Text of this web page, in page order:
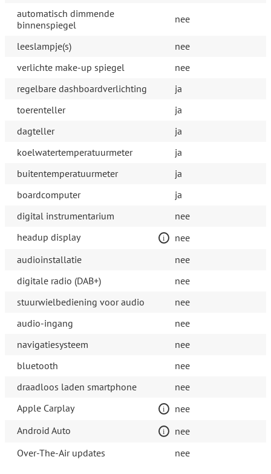
automatisch dimmende
binnenspiegel
nee
leeslampje(s)
nee
verlichte make-up spiegel
nee
regelbare dashboardverlichting
ja
toerenteller
ja
dagteller
ja
koelwatertemperatuurmeter
ja
buitentemperatuurmeter
ja
boardcomputer
ja
digital instrumentarium
nee
headup display
nee
audioinstallatie
nee
digitale radio (DAB+)
nee
stuurwielbediening voor audio
nee
audio-ingang
nee
navigatiesysteem
nee
bluetooth
nee
draadloos laden smartphone
nee
Apple Carplay
nee
Android Auto
nee
Over-The-Air updates
nee